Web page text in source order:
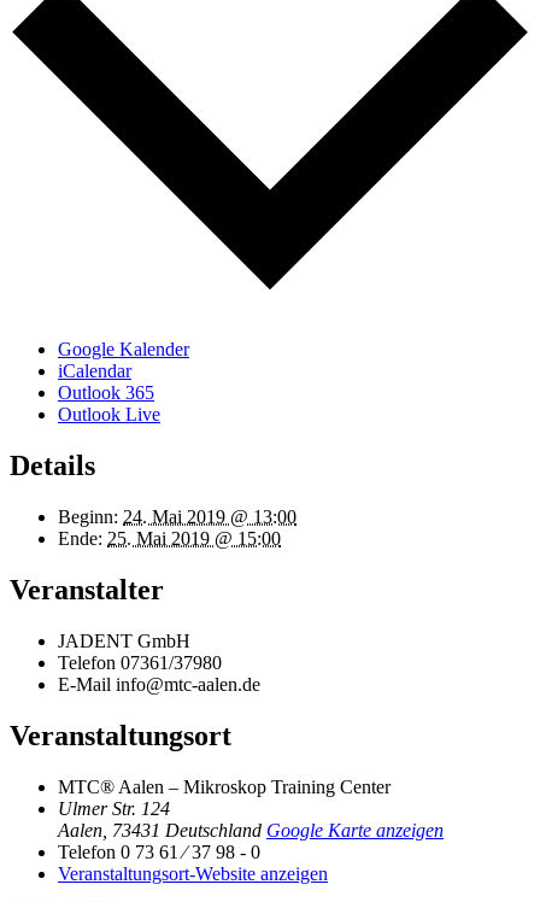
Google Kalender
iCalendar
Outlook 365
Outlook Live
Details
Beginn: 24. Mai 2019 @ 13:00
Ende: 25. Mai 2019 @ 15:00
Veranstalter
JADENT GmbH
Telefon 07361/37980
E-Mail info@mtc-aalen.de
Veranstaltungsort
MTC® Aalen – Mikroskop Training Center
Ulmer Str. 124
Aalen 73431 Deutschland Google Karte anzeigen
Telefon 0 73 61 ⁄ 37 98 - 0
Veranstaltungsort-Website anzeigen